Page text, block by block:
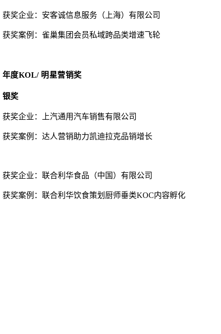
获奖企业：安客诚信息服务（上海）有限公司
获奖案例：雀巢集团会员私域跨品类增速飞轮
年度KOL/ 明星营销奖
银奖
获奖企业： 上汽通用汽车销售有限公司
获奖案例： 达人营销助力凯迪拉克品销增长
获奖企业： 联合利华食品（中国）有限公司
获奖案例： 联合利华饮食策划厨师垂类KOC内容孵化